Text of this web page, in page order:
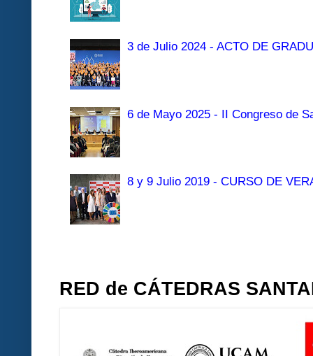
3 de Julio 2024 - ACTO DE
6 de Mayo 2025 - II Congreso de
8 y 9 Julio 2019 - CURSO DE
RED de CÁTEDRAS